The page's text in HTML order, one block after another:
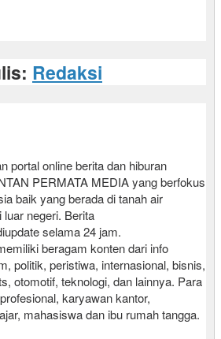
Redaksi
portal online berita dan hiburan
PERMATA MEDIA yang berfokus
baik yang berada di tanah air
luar negeri. Berita
selama 24 jam.
beragam konten dari info
politik, peristiwa, internasional, bisnis,
otomotif, teknologi, dan lainnya. Para
karyawan kantor,
mahasiswa dan ibu rumah tangga.